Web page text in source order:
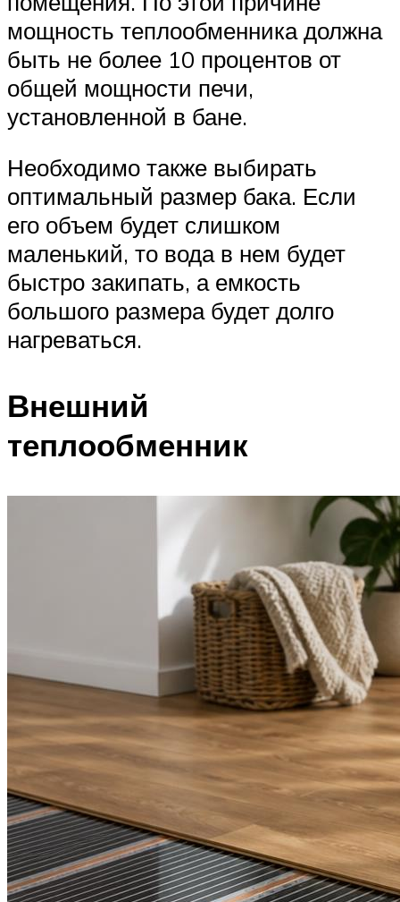
мощность теплообменника должна
быть не более 10 процентов от
общей мощности печи,
установленной в бане.
Необходимо также выбирать
оптимальный размер бака. Если
его объем будет слишком
маленький, то вода в нем будет
быстро закипать, а емкость
большого размера будет долго
нагреваться.
Внешний
теплообменник